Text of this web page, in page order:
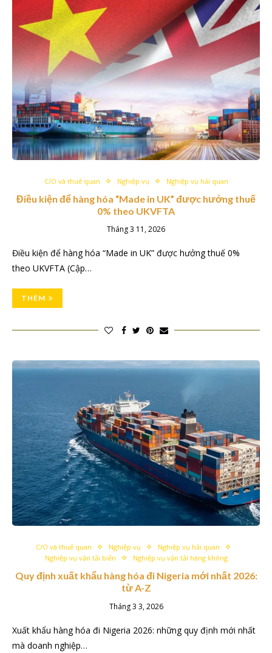
C/O và thuế quan Nghiệp vụ Nghiệp vụ hải quan
Điều kiện để hàng hóa “Made in UK” được hưởng thuế
0% theo UKVFTA
Tháng 3 11, 2026
Điều kiện để hàng hóa “Made in UK” được hưởng thuế 0%
theo UKVFTA (Cập…
THÊM
C/O và thuế quan Nghiệp vụ
Nghiệp vụ hải quan
Nghiệp vụ vận tải biển
Nghiệp vụ vận tải hàng không
Quy định xuất khẩu hàng hóa đi Nigeria mới nhất 2026:
từ A-Z
Tháng 3 3, 2026
Xuất khẩu hàng hóa đi Nigeria 2026: những quy định mới nhất
mà doanh nghiệp…